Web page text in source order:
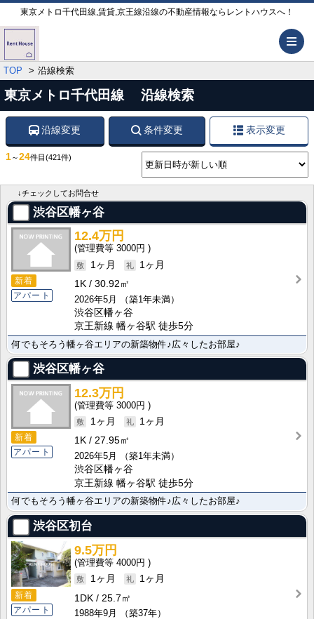
東京メトロ千代田線,賃貸,京王線沿線の不動産情報ならレントハウスへ！
TOP 沿線検索
東京メトロ千代田線 沿線検索
沿線変更 条件変更 表示変更
1～24件目 (421件)
↓チェックしてお問合せ
渋谷区幡ヶ谷
新着
アパート
12.4万円
3000円
1ヶ月
1ヶ月
1K
30.92㎡
2026年5月
（築1年未満）
渋谷区幡ヶ谷
京王新線 幡ヶ谷駅 徒歩5分
何でもそろう幡ヶ谷エリアの新築物件♪広々したお部屋♪
渋谷区幡ヶ谷
新着
アパート
12.3万円
3000円
1ヶ月
1ヶ月
1K
27.95㎡
2026年5月
（築1年未満）
渋谷区幡ヶ谷
京王新線 幡ヶ谷駅 徒歩5分
何でもそろう幡ヶ谷エリアの新築物件♪広々したお部屋♪
渋谷区初台
新着
アパート
9.5万円
4000円
1ヶ月
1ヶ月
1DK
25.7㎡
1988年9月
（築37年）